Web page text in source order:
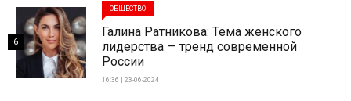
ОБЩЕСТВО
Галина Ратникова: Тема женского
лидерства — тренд современной
России
16:36 | 23-06-2024
6